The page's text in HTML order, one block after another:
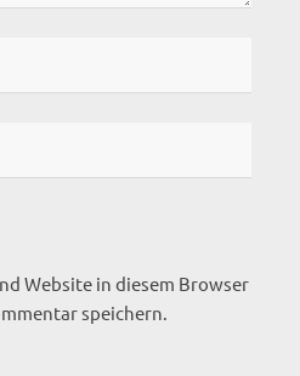
Website in diesem Browser
speichern.